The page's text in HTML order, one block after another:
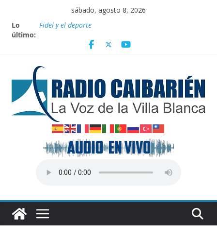
contenido
sábado, agosto 8, 2026
Lo
último:
Fidel y el deporte
Vanguardia por 3 años consecutivos
renovables en Cuba
Nota oficial del Gobierno Provincial de Villa Clara